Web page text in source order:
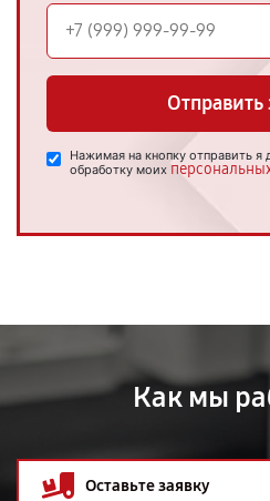
Отправить
Нажимая на кнопку отправить я
обработку моих
Как мы
Оставьте заявку